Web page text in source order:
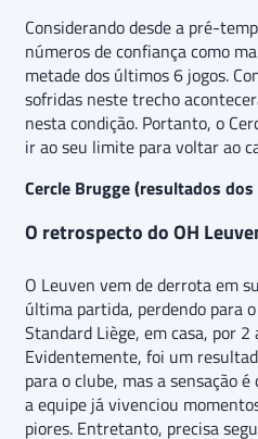
Considerando desde a pré-
números de confiança como
metade dos últimos 6 jogos.
sofridas neste trecho
nesta condição. Portanto, o
ir ao seu limite para voltar ao
Cercle Brugge (resultados
O retrospecto do OH
O Leuven vem de derrota em
última partida, perdendo para o
Standard Liège, em casa, por 2
Evidentemente, foi um
para o clube, mas a sensação é
a equipe já vivenciou
piores. Entretanto, precisa